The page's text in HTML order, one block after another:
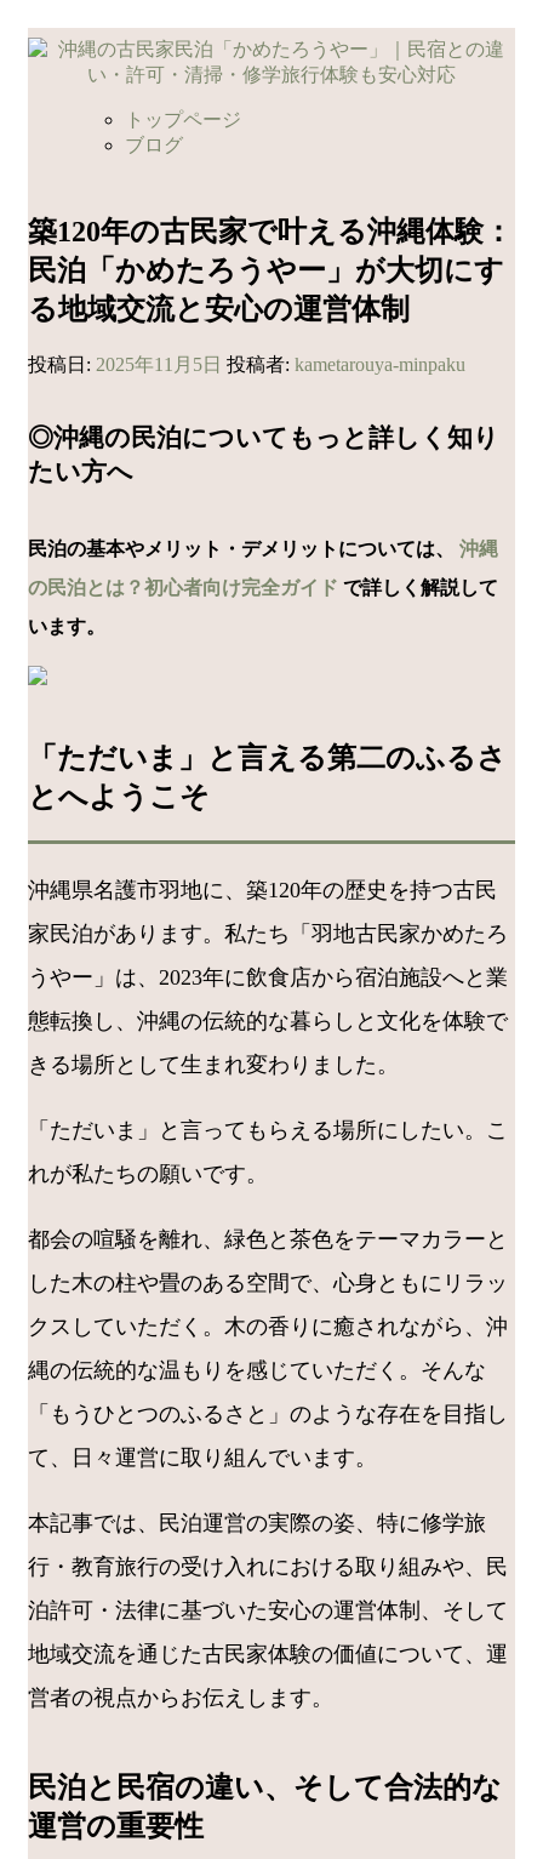
コ
ン
キ
ッ
プ
トップページ
ブログ
築120年の古民家で叶える沖縄体験：
民泊「かめたろうやー」が大切にす
る地域交流と安心の運営体制
投稿日: 2025年11月5日 投稿者: kametarouya-minpaku
◎沖縄の民泊についてもっと詳しく知り
たい方へ
民泊の基本やメリット・デメリットについては、 沖縄
の民泊とは？初心者向け完全ガイド で詳しく解説して
います。
「ただいま」と言える第二のふるさ
とへようこそ
沖縄県名護市羽地に、築120年の歴史を持つ古民
家民泊があります。私たち「羽地古民家かめたろ
うやー」は、2023年に飲食店から宿泊施設へと業
態転換し、沖縄の伝統的な暮らしと文化を体験で
きる場所として生まれ変わりました。
「ただいま」と言ってもらえる場所にしたい。こ
れが私たちの願いです。
都会の喧騒を離れ、緑色と茶色をテーマカラーと
した木の柱や畳のある空間で、心身ともにリラッ
クスしていただく。木の香りに癒されながら、沖
縄の伝統的な温もりを感じていただく。そんな
「もうひとつのふるさと」のような存在を目指し
て、日々運営に取り組んでいます。
本記事では、民泊運営の実際の姿、特に修学旅
行・教育旅行の受け入れにおける取り組みや、民
泊許可・法律に基づいた安心の運営体制、そして
地域交流を通じた古民家体験の価値について、運
営者の視点からお伝えします。
民泊と民宿の違い、そして合法的な
運営の重要性